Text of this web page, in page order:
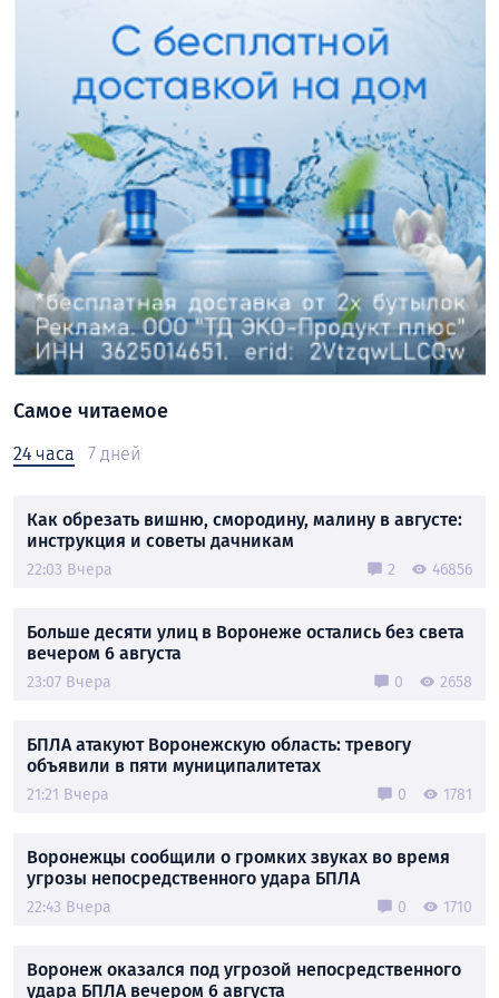
Самое читаемое
24 часа 7 дней
Как обрезать вишню, смородину, малину в августе:
инструкция и советы дачникам
22:03 Вчера 2 46856
Больше десяти улиц в Воронеже остались без света
вечером 6 августа
23:07 Вчера 0 2658
БПЛА атакуют Воронежскую область: тревогу
объявили в пяти муниципалитетах
21:21 Вчера 0 1781
Воронежцы сообщили о громких звуках во время
угрозы непосредственного удара БПЛА
22:43 Вчера 0 1710
Воронеж оказался под угрозой непосредственного
удара БПЛА вечером 6 августа